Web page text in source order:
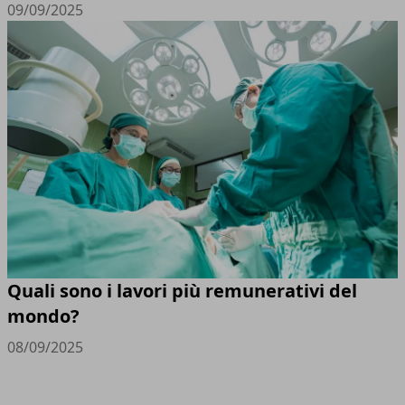
09/09/2025
Quali sono i lavori più remunerativi del
mondo?
08/09/2025